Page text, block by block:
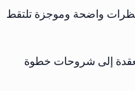
واضحة وموجزة تلتقط
إلى شروحات خطوة